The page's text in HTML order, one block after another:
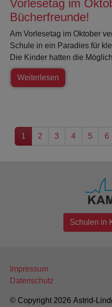
Vorlesetag im
Bücherfreunde!
Am Vorlesetag im Oktober
Schule in ein Paradies für
Die Kinder hatten die
Weiterlesen
1 2 3 4 5 6
Schulen in
Impressum
Datenschutz
© Copyright 2026 Astrid-